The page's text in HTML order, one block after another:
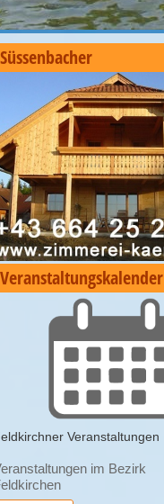
Süssenbacher
Veranstaltungskalender
Veranstaltungen
im Bezirk